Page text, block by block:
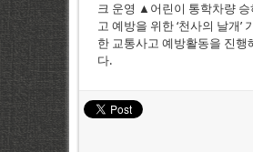
크 운영 ▲어린이 통학차량 승
고 예방을 위한 ‘천사의 날개’
한 교통사고 예방활동을 진행
다.